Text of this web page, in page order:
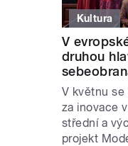
Kultura
V
druhou
V květnu se
za inovace
střední a
projekt